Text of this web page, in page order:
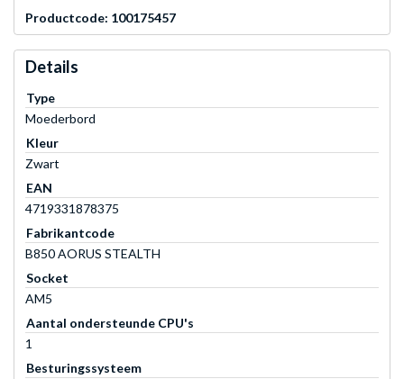
Productcode: 100175457
Details
Type
Moederbord
Kleur
Zwart
EAN
4719331878375
Fabrikantcode
B850 AORUS STEALTH
Socket
AM5
Aantal ondersteunde CPU's
1
Besturingssysteem